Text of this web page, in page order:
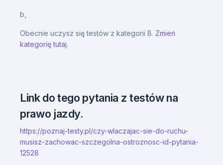
b,
Obecnie uczysz się testów z kategorii B. Zmień
kategorię tutaj.
Link do tego pytania z testów na
prawo jazdy.
https://poznaj-testy.pl/czy-wlaczajac-sie-do-ruchu-
musisz-zachowac-szczegolna-ostroznosc-id-pytania-
12528